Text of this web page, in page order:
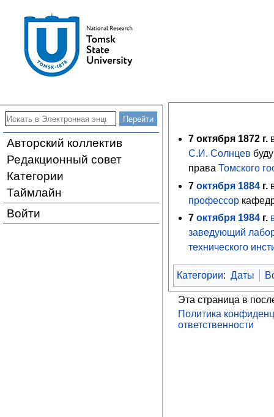
Авторский коллектив
Редакционный совет
Категории
Таймлайн
Войти
7 октября 1872 г.
С.И. Солнцев
праваТомского
7 октября 1884 г.
профессор
7 октября 1984 г.
заведующий
технического
Категории: Даты
Эта страница в
Политика
ответственности